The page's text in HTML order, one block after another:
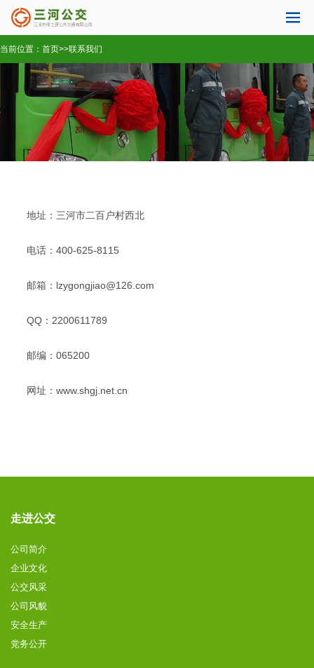
当前位置： 首页>>联系我们
地址：三河市二百户村西北
电话：400-625-8115
邮箱：lzygongjiao@126.com
QQ：2200611789
邮编：065200
网址：www.shgj.net.cn
走进公交
公司简介
企业文化
公交风采
公司风貌
安全生产
党务公开